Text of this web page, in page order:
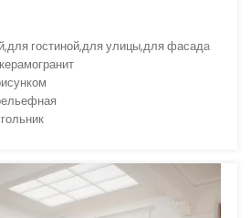
гостиной,для улицы,для фасада